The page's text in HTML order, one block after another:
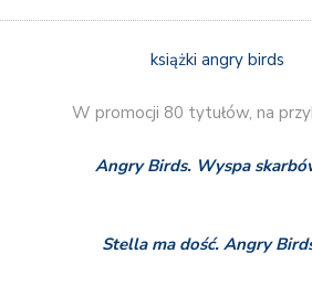
W promocji 80 tytułów, na
Angry Birds. Wyspa
Stella ma dość. Angry